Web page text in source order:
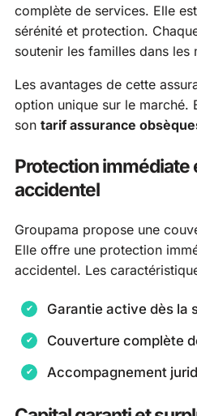
complète de services. Elle
sérénité et protection.
soutenir les familles dans les
Les avantages de cette
option unique sur le marché.
son tarif assurance
Protection immédiate
accidentel
Groupama propose une
Elle offre une protection
accidentel. Les
Garantie active dès la
Couverture complète
Accompagnement